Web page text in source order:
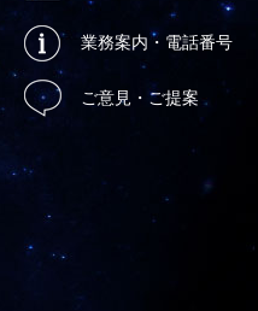
業務案内・電話番号
ご意見・ご提案